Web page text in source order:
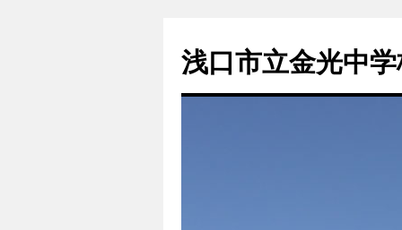
浅口市立金光中